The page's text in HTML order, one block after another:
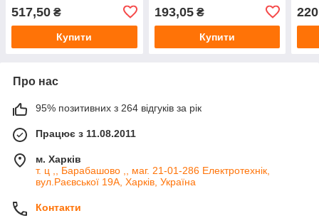
517,50 ₴
Купити
193,05₴
Купити
Про нас
95% позитивних з 264 відгуків за рік
Працює з 11.08.2011
м. Харків
т. ц ,, Барабашово ,, маг. 21-01-286 Електротехнік,
вул.Раєвської 19А, Харків, Україна
Контакти